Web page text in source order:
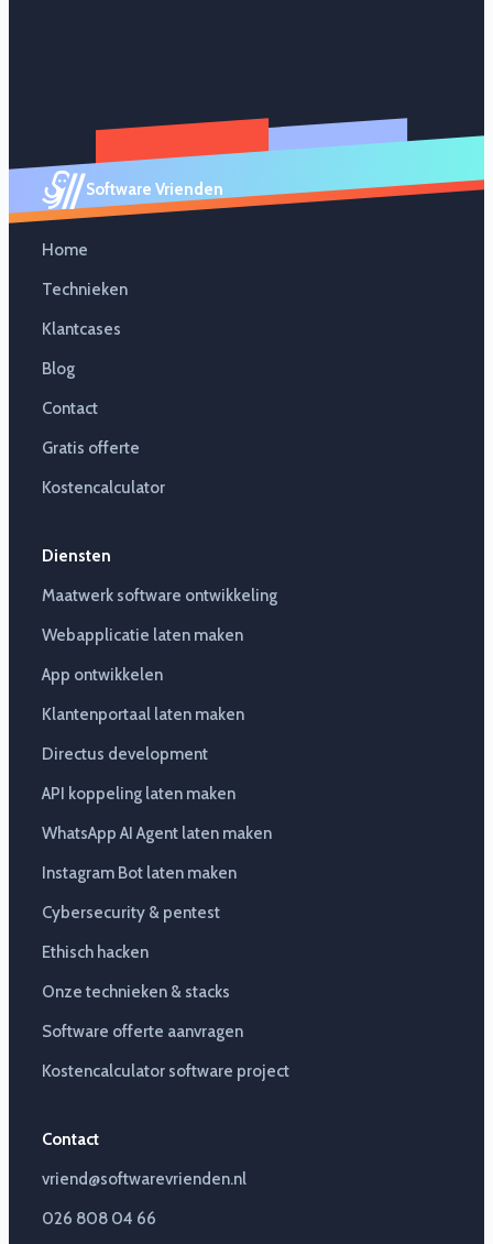
Software Vrienden
Home
Technieken
Klantcases
Blog
Contact
Gratis offerte
Kostencalculator
Diensten
Maatwerk software ontwikkeling
Webapplicatie laten maken
App ontwikkelen
Klantenportaal laten maken
Directus development
API koppeling laten maken
WhatsApp AI Agent laten maken
Instagram Bot laten maken
Cybersecurity & pentest
Ethisch hacken
Onze technieken & stacks
Software offerte aanvragen
Kostencalculator software project
Contact
vriend@softwarevrienden.nl
026 808 04 66